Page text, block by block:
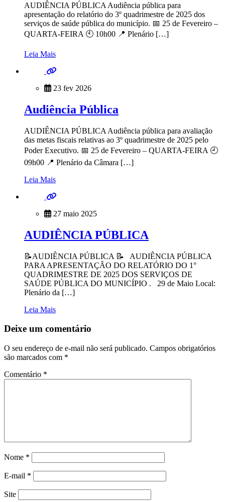
AUDIÊNCIA PÚBLICA Audiência pública para
apresentação do relatório do 3º quadrimestre de 2025 dos
serviços de saúde pública do município. 📅 25 de Fevereiro –
QUARTA-FEIRA 🕙 10h00 📍 Plenário […]
Leia Mais
23 fev 2026
Audiência Pública
AUDIÊNCIA PÚBLICA Audiência pública para avaliação
das metas fiscais relativas ao 3º quadrimestre de 2025 pelo
Poder Executivo. 📅 25 de Fevereiro – QUARTA-FEIRA 🕘
09h00 📍 Plenário da Câmara […]
Leia Mais
27 maio 2025
AUDIÊNCIA PÚBLICA
📝AUDIÊNCIA PÚBLICA 📝 AUDIÊNCIA PÚBLICA
PARA APRESENTAÇÃO DO RELATÓRIO DO 1°
QUADRIMESTRE DE 2025 DOS SERVIÇOS DE
SAÚDE PÚBLICA DO MUNICÍPIO . 29 de Maio Local:
Plenário da […]
Leia Mais
Deixe um comentário
O seu endereço de e-mail não será publicado. Campos obrigatórios
são marcados com *
Comentário *
Nome *
E-mail *
Site